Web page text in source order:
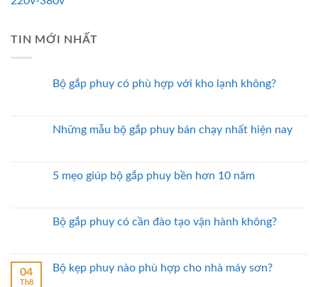
TIN MỚI NHẤT
Bộ gắp phuy có phù hợp với kho lạnh không?
Những mẫu bộ gắp phuy bán chạy nhất hiện nay
5 mẹo giúp bộ gắp phuy bền hơn 10 năm
Bộ gắp phuy có cần đào tạo vận hành không?
04
Th8
Bộ kẹp phuy nào phù hợp cho nhà máy sơn?